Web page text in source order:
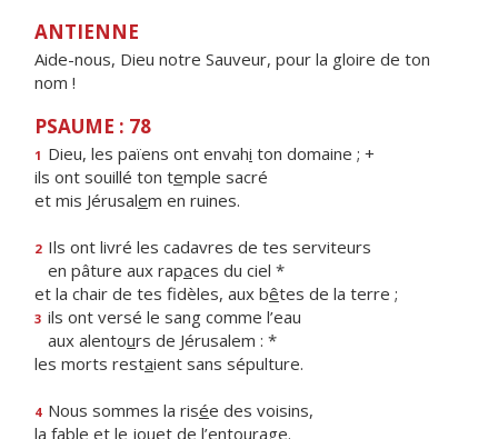
ANTIENNE
Aide-nous, Dieu notre Sauveur, pour la gloire de ton
nom !
PSAUME : 78
1 Dieu, les païens ont envahi ton domaine ; +
ils ont souillé ton temple sacré
et mis Jérusalem en ruines.
2 Ils ont livré les cadavres de tes serviteurs
en pâture aux rapaces du ciel *
et la chair de tes fidèles, aux bêtes de la terre ;
3 ils ont versé le sang comme l’eau
aux alentours de Jérusalem : *
les morts restaient sans sépulture.
4 Nous sommes la risée des voisins,
la fable et le jouet de l’entourage.